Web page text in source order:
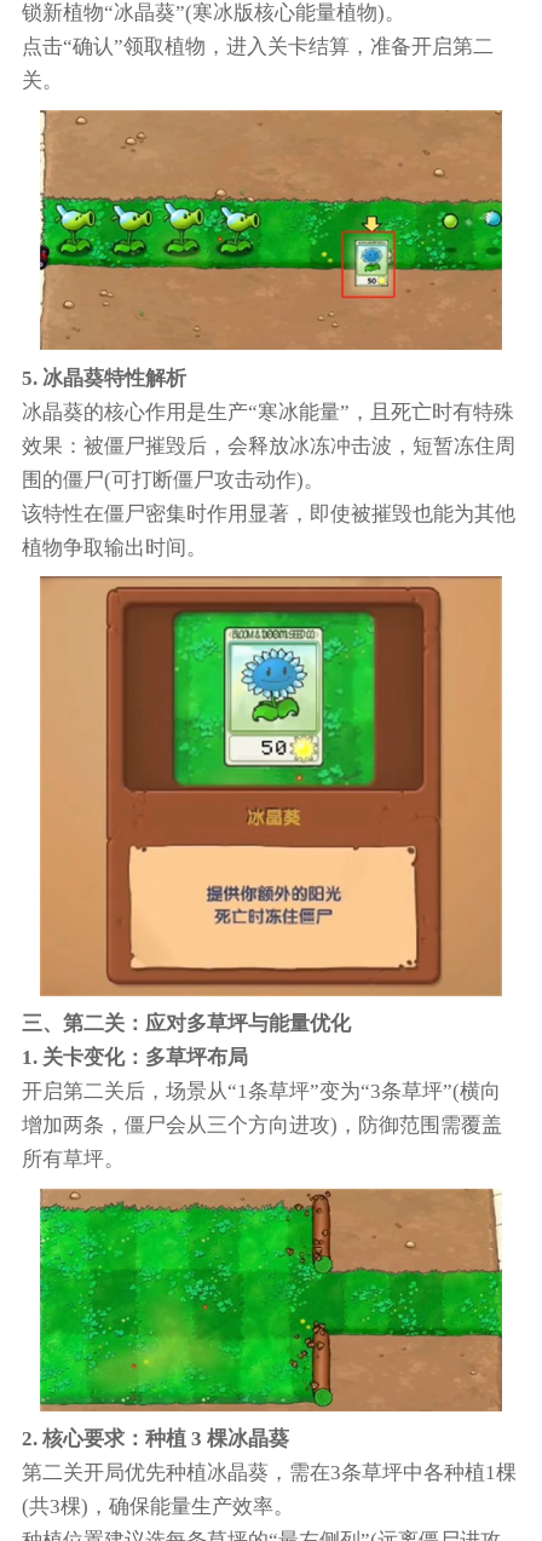
锁新植物“冰晶葵”(寒冰版核心能量植物)。
点击“确认”领取植物，进入关卡结算，准备开启第二
关。
5. 冰晶葵特性解析
冰晶葵的核心作用是生产“寒冰能量”，且死亡时有特殊
效果：被僵尸摧毁后，会释放冰冻冲击波，短暂冻住周
围的僵尸(可打断僵尸攻击动作)。
该特性在僵尸密集时作用显著，即使被摧毁也能为其他
植物争取输出时间。
三、第二关：应对多草坪与能量优化
1. 关卡变化：多草坪布局
开启第二关后，场景从“1条草坪”变为“3条草坪”(横向
增加两条，僵尸会从三个方向进攻)，防御范围需覆盖
所有草坪。
2. 核心要求：种植 3 棵冰晶葵
第二关开局优先种植冰晶葵，需在3条草坪中各种植1棵
(共3棵)，确保能量生产效率。